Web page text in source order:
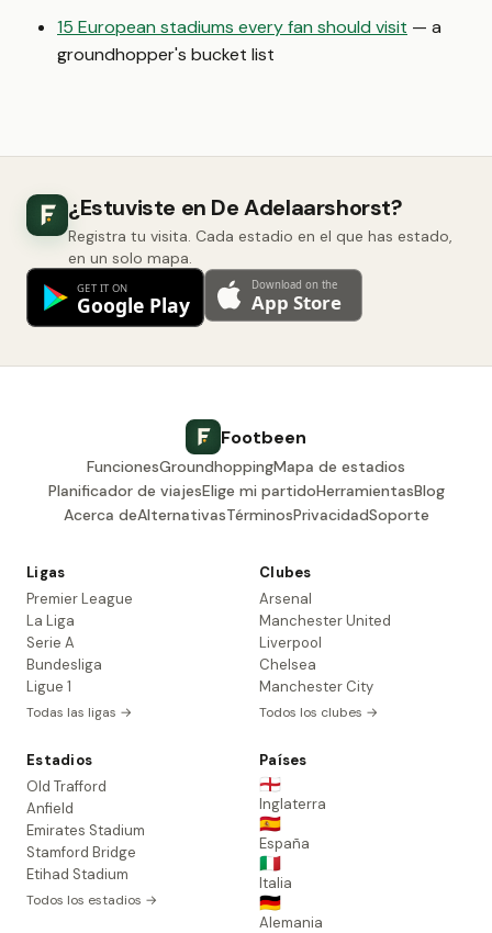
15 European stadiums every fan should visit — a
groundhopper's bucket list
¿Estuviste en De Adelaarshorst?
Registra tu visita. Cada estadio en el que has estado,
en un solo mapa.
Footbeen
FuncionesGroundhoppingMapa de estadios
Planificador de viajesElige mi partidoHerramientasBlog
Acerca deAlternativasTérminosPrivacidadSoporte
Ligas
Premier League
La Liga
Serie A
Bundesliga
Ligue 1
Todas las ligas →
Clubes
Arsenal
Manchester United
Liverpool
Chelsea
Manchester City
Todos los clubes →
Estadios
Old Trafford
Anfield
Emirates Stadium
Stamford Bridge
Etihad Stadium
Todos los estadios →
Países
🏴󠁧󠁢󠁥󠁮󠁧󠁿
Inglaterra
🇪🇸
España
🇮🇹
Italia
🇩🇪
Alemania